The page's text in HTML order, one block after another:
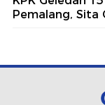
Pemalang, Sita